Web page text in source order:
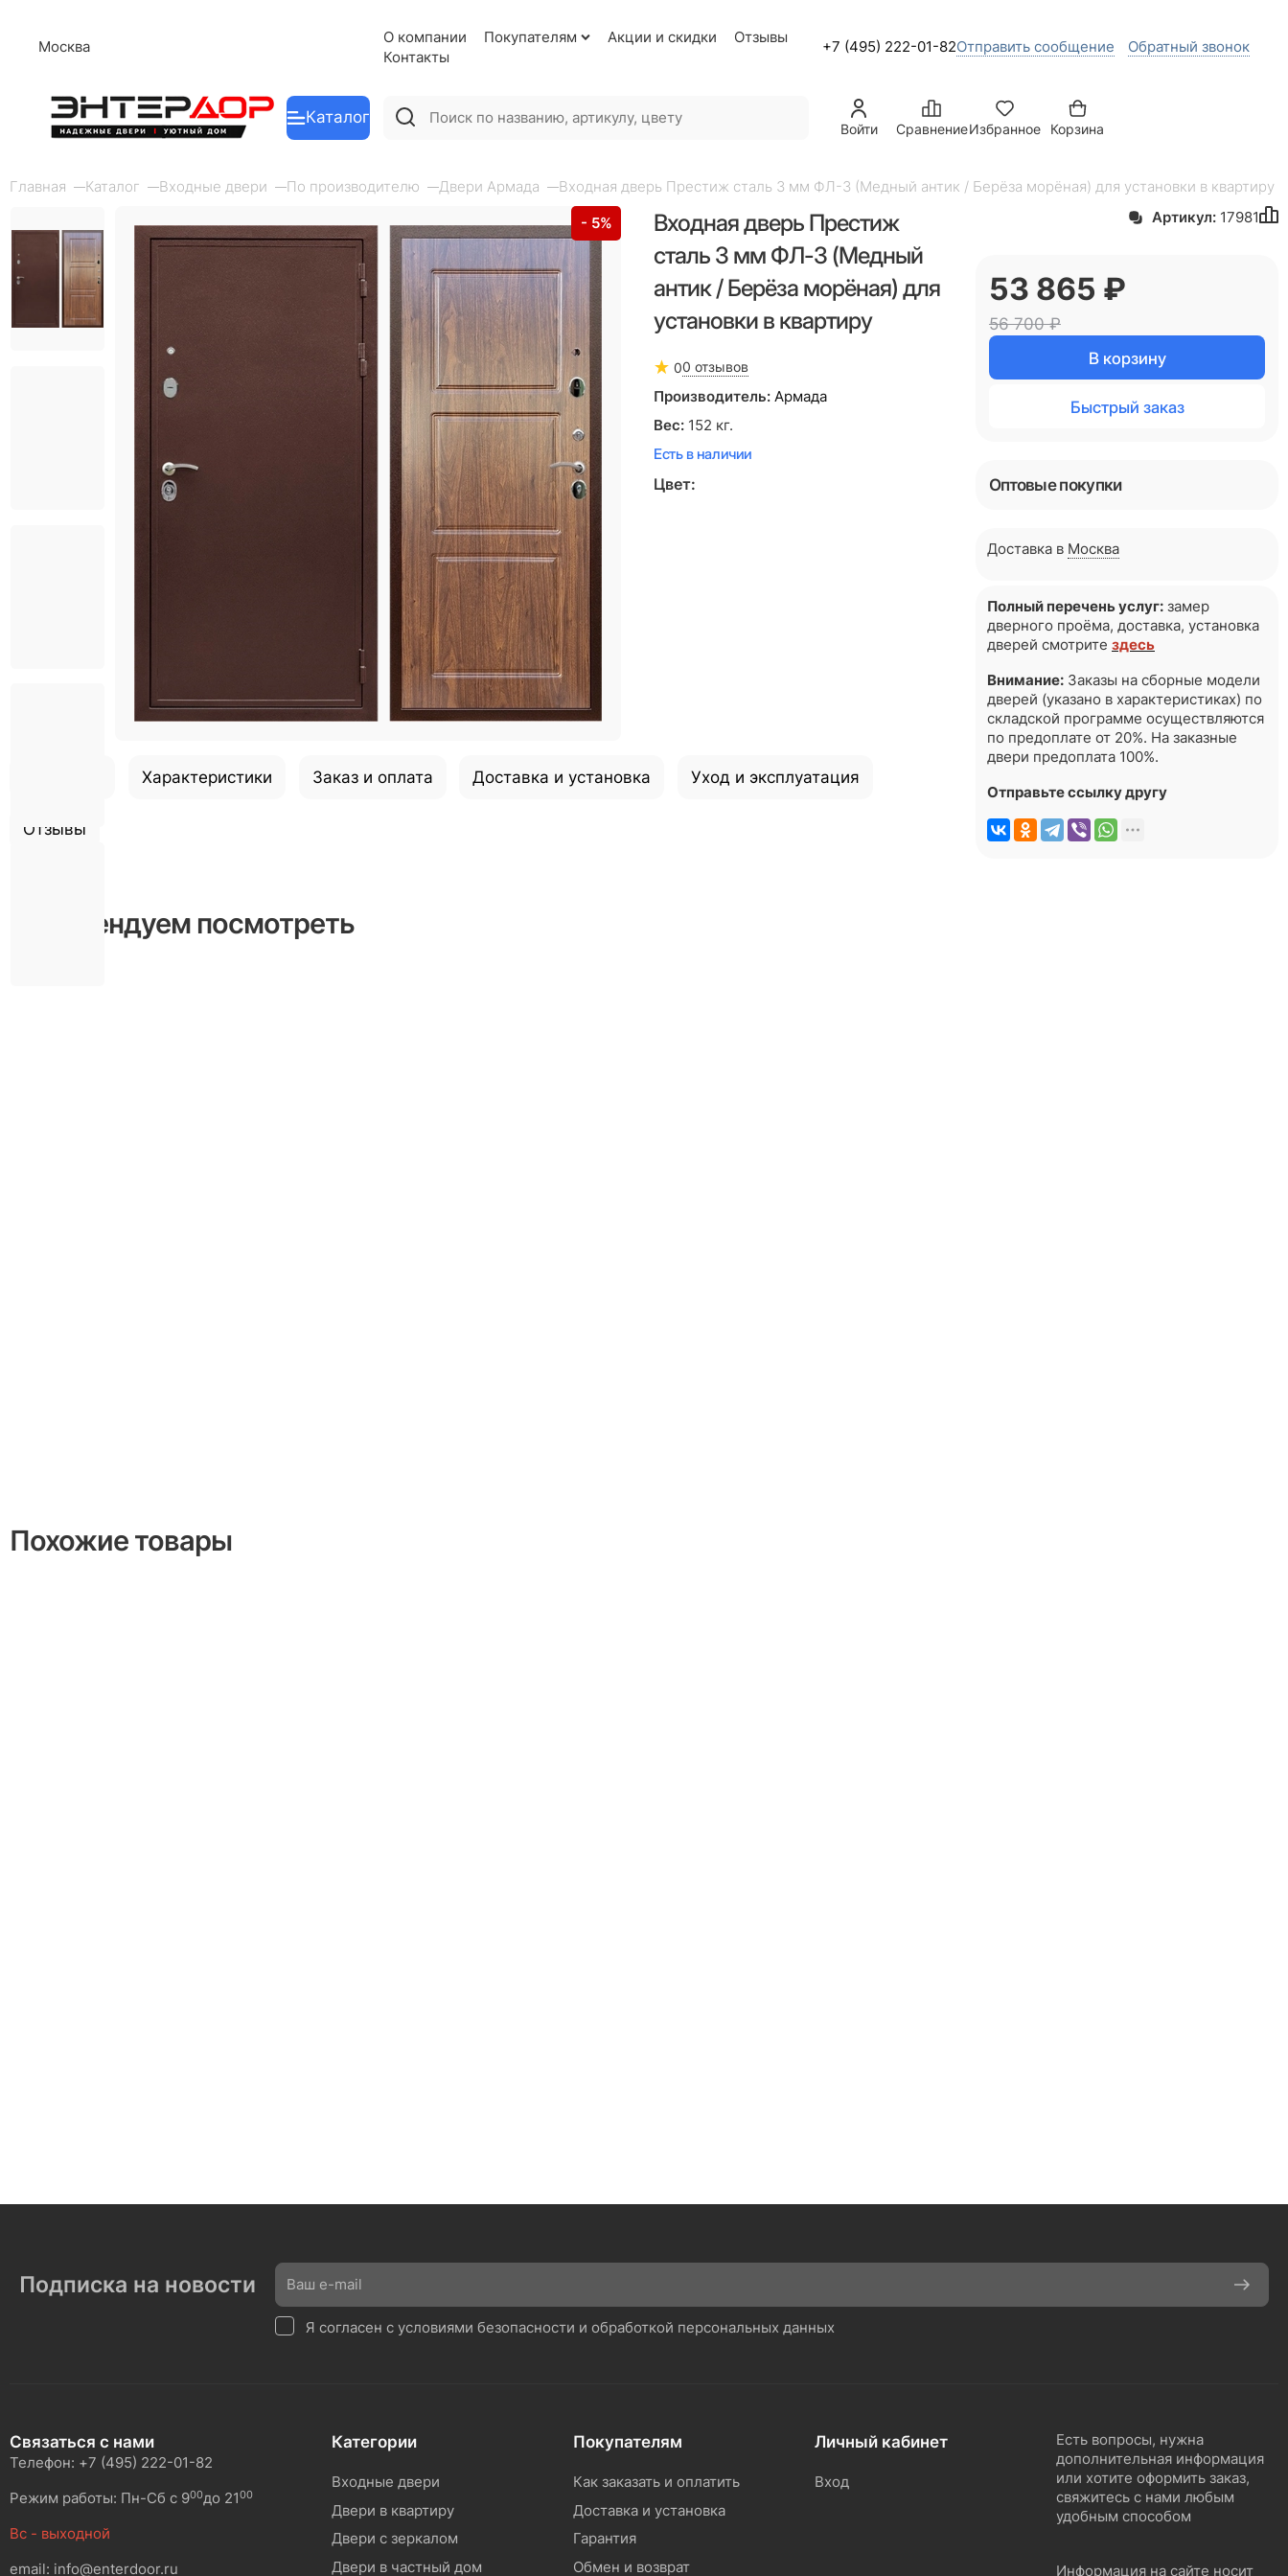
Москва
О компании Покупателям Акции и скидки
Отзывы
Контакты
+7 (495) 222-01-82Отправить сообщение Обратный звонок
Каталог
Войти СравнениеИзбранное Корзина
Главная Каталог Входные двери По производителю Двери Армада Входная дверь Престиж сталь 3 мм ФЛ-3 (Медный антик / Берёза морёная) для установки в квартиру
- 5%
Входная дверь Престиж
сталь 3 мм ФЛ-3 (Медный
антик / Берёза морёная) для
установки в квартиру
00 отзывов
Производитель: Армада
Вес: 152 кг.
Есть в наличии
Цвет:
Характеристики Заказ и оплата Доставка и установка Уход и эксплуатация
Отзывы
Рекомендуем посмотреть
Похожие товары
Артикул: 17981
56 700 ₽
53 865 ₽
В корзину
Быстрый заказ
Оптовые покупки
Доставка в Москва
Полный перечень услуг: замер
дверного проёма, доставка, установка
дверей смотрите здесь
Внимание: Заказы на сборные модели
дверей (указано в характеристиках) по
складской программе осуществляются
по предоплате от 20%. На заказные
двери предоплата 100%.
Отправьте ссылку другу
Подписка на новости
Я согласен с условиями безопасности и обработкой персональных данных
Связаться с нами
Телефон: +7 (495) 222-01-82
Режим работы: Пн-Сб с 900до 2100
Вс - выходной
email: info@enterdoor.ru
Категории
Входные двери
Двери в квартиру
Двери с зеркалом
Двери в частный дом
Покупателям
Как заказать и оплатить
Доставка и установка
Гарантия
Обмен и возврат
Личный кабинет
Вход
Есть вопросы, нужна
дополнительная информация
или хотите оформить заказ,
свяжитесь с нами любым
удобным способом
Информация на сайте носит